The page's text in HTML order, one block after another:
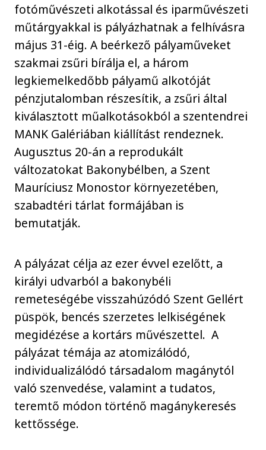
fotóművészeti alkotással és iparművészeti
műtárgyakkal is pályázhatnak a felhívásra
május 31-éig. A beérkező pályaműveket
szakmai zsűri bírálja el, a három
legkiemelkedőbb pályamű alkotóját
pénzjutalomban részesítik, a zsűri által
kiválasztott műalkotásokból a szentendrei
MANK Galériában kiállítást rendeznek.
Augusztus 20-án a reprodukált
változatokat Bakonybélben, a Szent
Mauríciusz Monostor környezetében,
szabadtéri tárlat formájában is
bemutatják.
A pályázat célja az ezer évvel ezelőtt, a
királyi udvarból a bakonybéli
remeteségébe visszahúzódó Szent Gellért
püspök, bencés szerzetes lelkiségének
megidézése a kortárs művészettel. A
pályázat témája az atomizálódó,
individualizálódó társadalom magánytól
való szenvedése, valamint a tudatos,
teremtő módon történő magánykeresés
kettőssége.